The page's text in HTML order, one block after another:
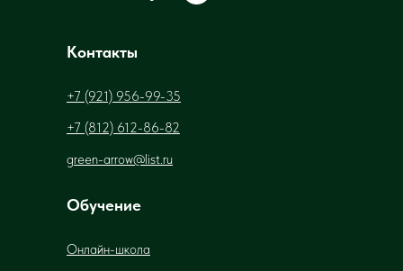
Контакты
Обучение
Онлайн-школа
+7 (812) 612-86-82
+7 (921) 956-99-35
green-arrow@list.ru